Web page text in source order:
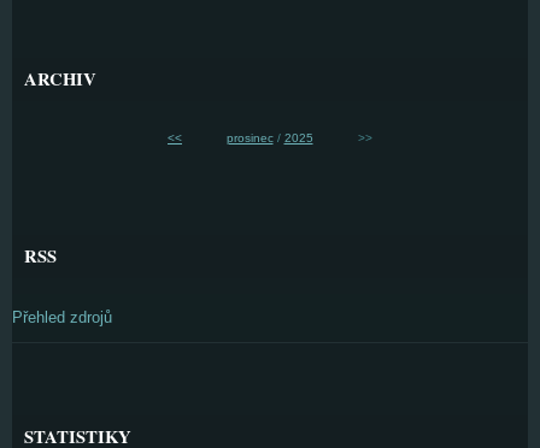
ARCHIV
<< prosinec/ 2025 >>
RSS
Přehled zdrojů
STATISTIKY